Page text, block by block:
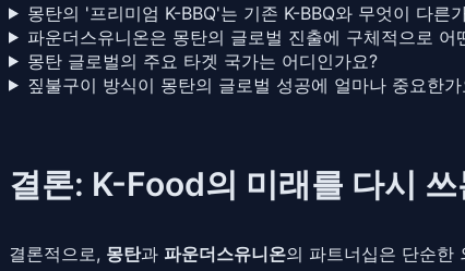
몽탄의 '프리미엄 K-BBQ'는 기존 K-BBQ와 무엇이 다른
파운더스유니온은 몽탄의 글로벌 진출에 구체적으로 어
몽탄 글로벌의 주요 타겟 국가는 어디인가요?
짚불구이 방식이 몽탄의 글로벌 성공에 얼마나 중요한가
결론: K-Food의 미래를 다시
결론적으로, 몽탄과 파운더스유니온의 파트너십은 단순한